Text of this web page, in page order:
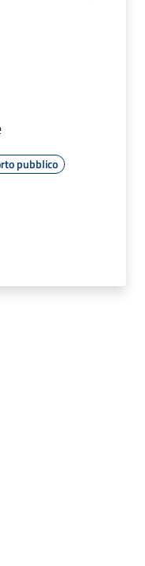
pubblico